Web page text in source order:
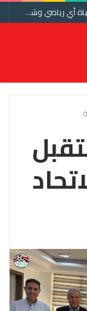
محمد حشيش : مقابلة الرئيس أعظم لحظة في حياة أي رياضي وشكرا اتحاد الكرة ومنتخب مصر